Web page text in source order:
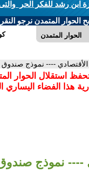
ابن رشد للفكر الحر والتى
المتمدن نرجو النقر
الحوار المتمدن
---- نموذج صندوق
تحفظ استقلال الحوار
هذا الفضاء اليساري
---- نموذج